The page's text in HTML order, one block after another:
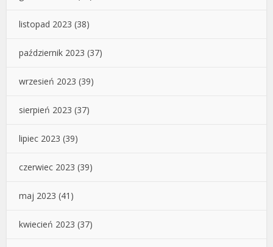
listopad 2023 (38)
październik 2023 (37)
wrzesień 2023 (39)
sierpień 2023 (37)
lipiec 2023 (39)
czerwiec 2023 (39)
maj 2023 (41)
kwiecień 2023 (37)